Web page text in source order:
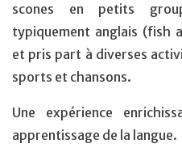
scones en petits
typiquement anglais (fish
et pris part à diverses
sports et chansons.
Une expérience
apprentissage de la langue.